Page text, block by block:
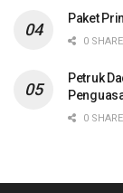
Paket
0
Petruk
0